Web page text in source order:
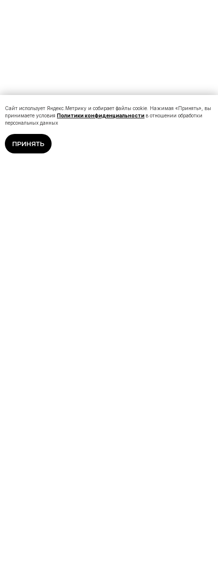
Сайт использует Яндекс.Метрику и собирает файлы cookie. Нажимая «Принять», вы
принимаете условия Политики конфиденциальности в отношении обработки
персональных данных
ПРИНЯТЬ